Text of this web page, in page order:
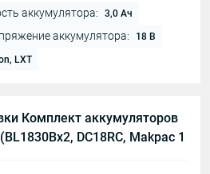
аккумулятора: 3,0 Ач
аккумулятора: 18 В
LXT
Комплект аккумуляторов
DC18RC, Makpac 1